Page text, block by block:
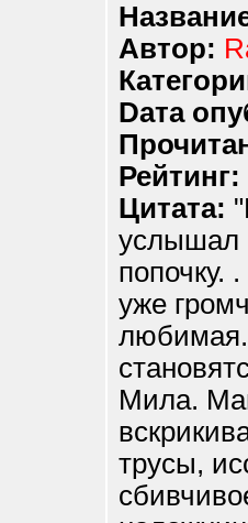
Автор:
Dата
Рейтинг:
Цитата:
услышал
попочку.
уже
Мила.
трусы,